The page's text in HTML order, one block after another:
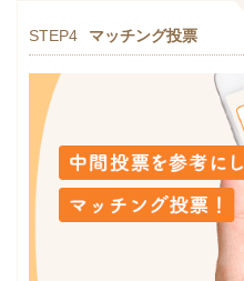
STEP4 マッチング投票